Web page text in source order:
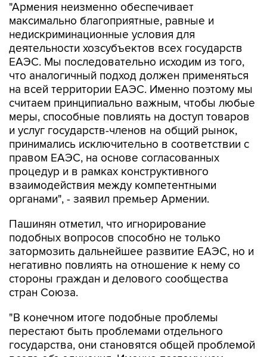
"Армения неизменно обеспечивает
максимально благоприятные, равные и
недискриминационные условия для
деятельности хозсубъектов всех государств
ЕАЭС. Мы последовательно исходим из того,
что аналогичный подход должен применяться
на всей территории ЕАЭС. Именно поэтому мы
считаем принципиально важным, чтобы любые
меры, способные повлиять на доступ товаров
и услуг государств-членов на общий рынок,
принимались исключительно в соответствии с
правом ЕАЭС, на основе согласованных
процедур и в рамках конструктивного
взаимодействия между компетентными
органами", - заявил премьер Армении.
Пашинян отметил, что игнорирование
подобных вопросов способно не только
затормозить дальнейшее развитие ЕАЭС, но и
негативно повлиять на отношение к нему со
стороны граждан и делового сообщества
стран Союза.
"В конечном итоге подобные проблемы
перестают быть проблемами отдельного
государства, они становятся общей проблемой